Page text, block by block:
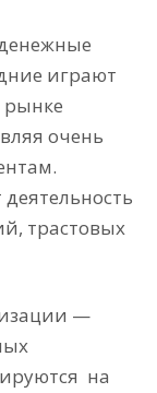
играют
рынке
очень
трастовых
—
на